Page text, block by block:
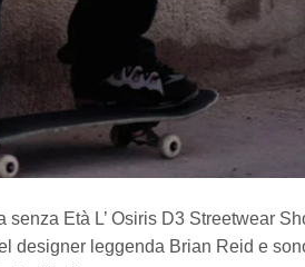
Età L’ Osiris D3 Streetwear
designer leggenda Brian Reid e